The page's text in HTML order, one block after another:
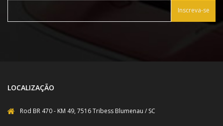
Inscreva-se
LOCALIZAÇÃO
Rod BR 470 - KM 49, 7516 Tribess Blumenau / SC